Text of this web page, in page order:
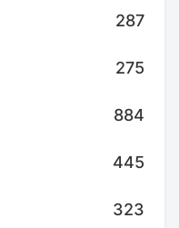
287
275
884
445
323